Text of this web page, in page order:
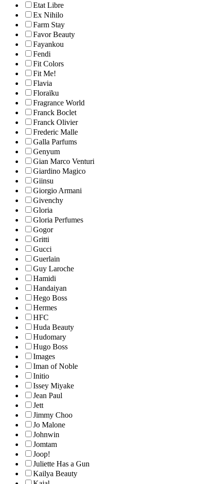
Etat Libre
Ex Nihilo
Farm Stay
Favor Beauty
Fayankou
Fendi
Fit Colors
Fit Me!
Flavia
Floraïku
Fragrance World
Franck Boclet
Franck Olivier
Frederic Malle
Galla Parfums
Genyum
Gian Marco Venturi
Giardino Magico
Giinsu
Giorgio Armani
Givenchy
Gloria
Gloria Perfumes
Gogor
Gritti
Gucci
Guerlain
Guy Laroche
Hamidi
Handaiyan
Hego Boss
Hermes
HFC
Huda Beauty
Hudomary
Hugo Boss
Images
Iman of Noble
Initio
Issey Miyake
Jean Paul
Jett
Jimmy Choo
Jo Malone
Johnwin
Jomtam
Joop!
Juliette Has a Gun
Kailya Beauty